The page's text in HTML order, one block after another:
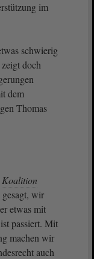
im
schwierig
doch
dem
Thomas
Koalition
gesagt, wir
etwas mit
passiert. Mit
machen wir
auch